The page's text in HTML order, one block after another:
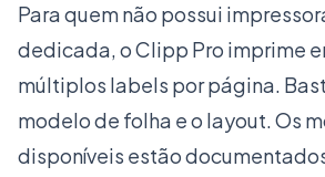
Para quem não possui
dedicada, o Clipp Pro imprime
múltiplos labels por página.
modelo de folha e o layout. Os
disponíveis estão